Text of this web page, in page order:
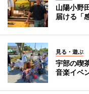
山陽小野
届ける「
見る・遊ぶ
宇部の喫
音楽イベ